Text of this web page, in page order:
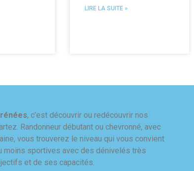
LIRE LA SUITE »
, c’est découvrir ou redécouvrir nos
Randonneur débutant ou chevronné, avec
vous trouverez le niveau qui vous convient
moins sportives avec des dénivelés très
et de ses capacités.